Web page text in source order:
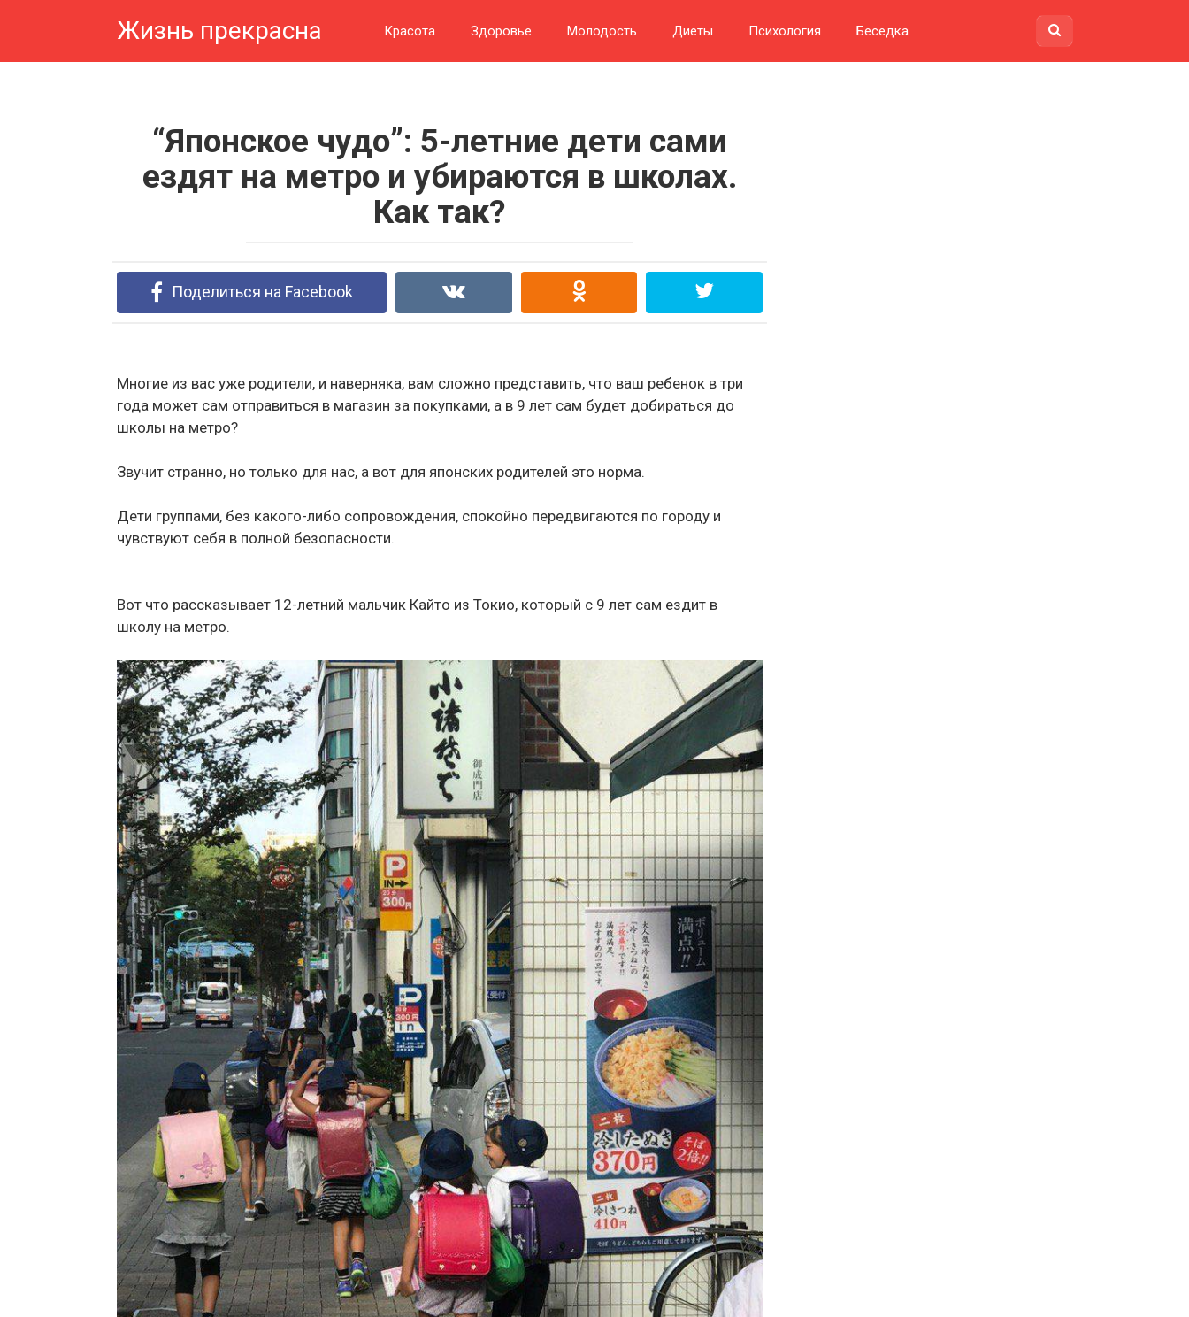
Жизнь прекрасна Красота Здоровье Молодость Диеты Психология Беседка
“Японское чудо”: 5-летние дети сами
ездят на метро и убираются в школах.
Как так?
Поделиться на Facebook
Многие из вас уже родители, и наверняка, вам сложно представить, что ваш ребенок в три
года может сам отправиться в магазин за покупками, а в 9 лет сам будет добираться до
школы на метро?
Звучит странно, но только для нас, а вот для японских родителей это норма.
Дети группами, без какого-либо сопровождения, спокойно передвигаются по городу и
чувствуют себя в полной безопасности.
Вот что рассказывает 12-летний мальчик Кайто из Токио, который с 9 лет сам ездит в
школу на метро.